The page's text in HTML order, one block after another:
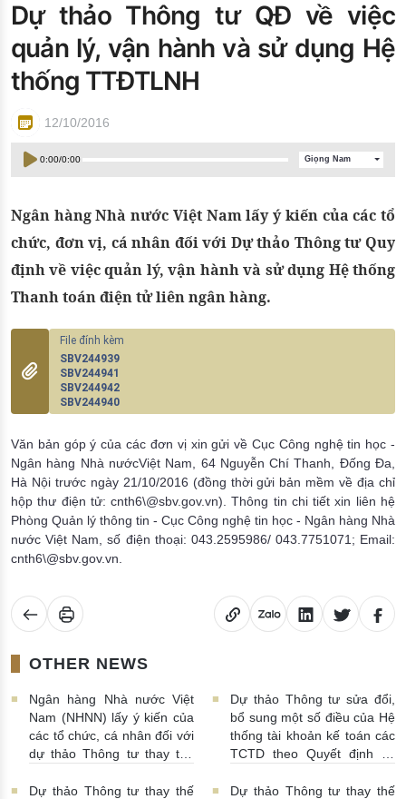
Đào tạo ISO
Dự thảo Thông tư QĐ về việc
quản lý, vận hành và sử dụng Hệ
thống TTĐTLNH
12/10/2016
0:00/0:00 Giọng Nam
Ngân hàng Nhà nước Việt Nam lấy ý kiến của các tổ
chức, đơn vị, cá nhân đối với Dự thảo Thông tư Quy
định về việc quản lý, vận hành và sử dụng Hệ thống
Thanh toán điện tử liên ngân hàng.
SBV244939
SBV244941
SBV244942
SBV244940
Văn bản góp ý của các đơn vị xin gửi về Cục Công nghệ tin học -
Ngân hàng Nhà nướcViệt Nam, 64 Nguyễn Chí Thanh, Đống Đa,
Hà Nội trước ngày 21/10/2016 (đồng thời gửi bản mềm về địa chỉ
hộp thư điện tử: cnth6\@sbv.gov.vn). Thông tin chi tiết xin liên hệ
Phòng Quản lý thông tin - Cục Công nghệ tin học - Ngân hàng Nhà
nước Việt Nam, số điện thoại: 043.2595986/ 043.7751071; Email:
cnth6\@sbv.gov.vn.
OTHER NEWS
Ngân hàng Nhà nước Việt
Nam (NHNN) lấy ý kiến của
các tổ chức, cá nhân đối với
dự thảo Thông tư thay thế
NHNN quy định việc các
Dự thảo Thông tư sửa đổi,
bổ sung một số điều của Hệ
thống tài khoản kế toán các
TCTD theo Quyết định số
29/4/2004 và Chế độ báo
Dự thảo Thông tư thay thế
Dự thảo Thông tư thay thế